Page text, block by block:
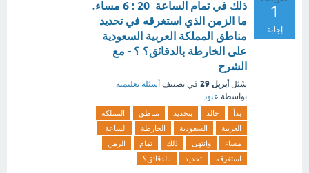
1
إجابة
ذلك في تمام الساعة 20 : 6 مساء.
ما الزمن الذي استغرقه في تحديد
مناطق المملكة العربية السعودية
على الخارطة بالدقائق؟ ؟ - مع
الشرح
سُئل أبريل 29 في تصنيف أسئلة تعليمية
بواسطة عبود
بدأ خالد بتحديد مناطق
المملكة
العربية
السعودية الخارطة
الساعة
مساء
وانتهى ذلك تمام
الزمن
استغرقه
تحديد بالدقائق؟